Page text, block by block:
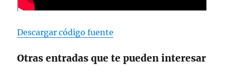
Descargar código fuente
Otras entradas que te pueden interesar